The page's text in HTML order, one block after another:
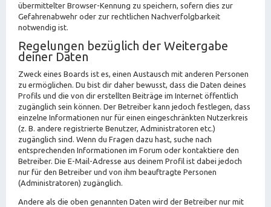
übermittelter Browser-Kennung zu speichern, sofern dies zur
Gefahrenabwehr oder zur rechtlichen Nachverfolgbarkeit
notwendig ist.
Regelungen bezüglich der Weitergabe
deiner Daten
Zweck eines Boards ist es, einen Austausch mit anderen Personen
zu ermöglichen. Du bist dir daher bewusst, dass die Daten deines
Profils und die von dir erstellten Beiträge im Internet öffentlich
zugänglich sein können. Der Betreiber kann jedoch festlegen, dass
einzelne Informationen nur für einen eingeschränkten Nutzerkreis
(z. B. andere registrierte Benutzer, Administratoren etc.)
zugänglich sind. Wenn du Fragen dazu hast, suche nach
entsprechenden Informationen im Forum oder kontaktiere den
Betreiber. Die E-Mail-Adresse aus deinem Profil ist dabei jedoch
nur für den Betreiber und von ihm beauftragte Personen
(Administratoren) zugänglich.
Andere als die oben genannten Daten wird der Betreiber nur mit